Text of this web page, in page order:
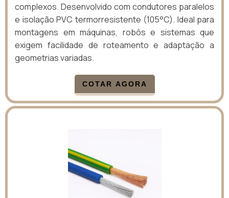
complexos. Desenvolvido com condutores paralelos
e isolação PVC termorresistente (105°C). Ideal para
montagens em máquinas, robôs e sistemas que
exigem facilidade de roteamento e adaptação a
geometrias variadas.
COTAR AGORA